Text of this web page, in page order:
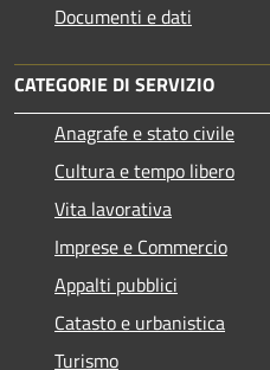
Documenti e dati
CATEGORIE DI SERVIZIO
Anagrafe e stato civile
Cultura e tempo libero
Vita lavorativa
Imprese e Commercio
Appalti pubblici
Catasto e urbanistica
Turismo